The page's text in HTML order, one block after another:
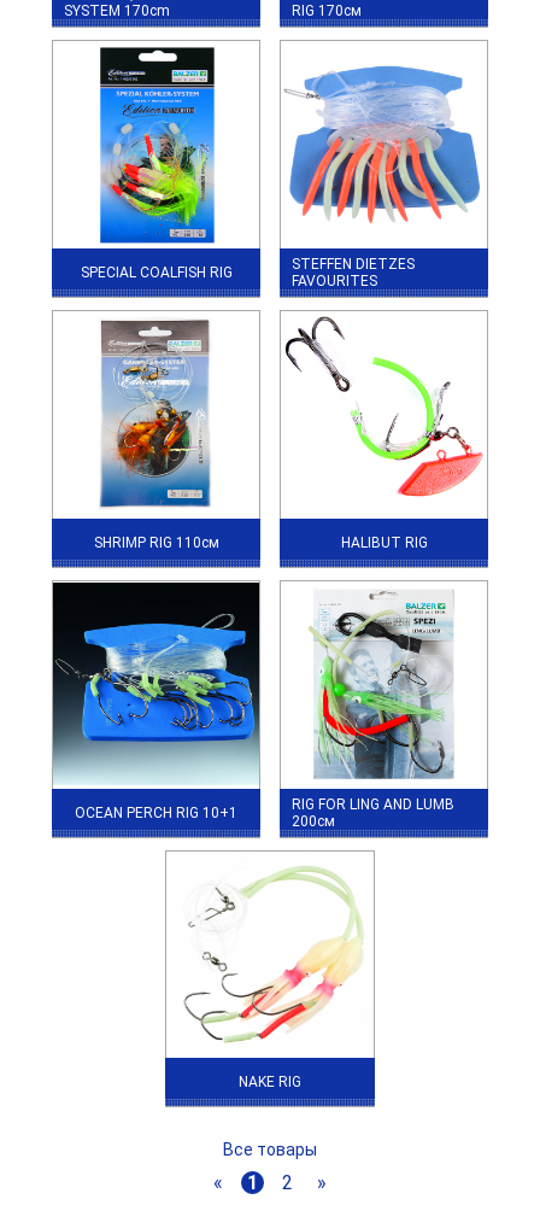
SYSTEM 170cm
RIG 170см
SPECIAL COALFISH RIG
STEFFEN DIETZES
FAVOURITES
SHRIMP RIG 110см HALIBUT RIG
OCEAN PERCH RIG 10+1
RIG FOR LING AND LUMB
200см
NAKE RIG
Все товары
« 1 2
»